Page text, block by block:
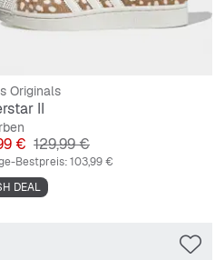
Originals
II
€ Originalpreis
129,99 €
Bestpreis:103,99 €
DEAL